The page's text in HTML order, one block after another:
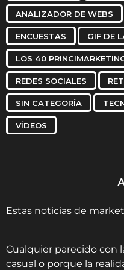
ANALIZADOR DE WEBS
ENCUESTAS GIF DE
LOS 40
REDES SOCIALES
SIN CATEGORÍA
VÍDEOS
Estas noticias de
Cualquier parecido con
casual o porque la